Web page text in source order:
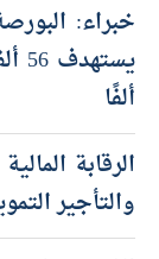
ألفًا
الرقابة
والتأجير